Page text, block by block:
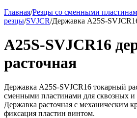
Главная/Резцы со сменными
резцы/SVJCR/Державка A25S-
A25S-SVJCR16
расточная
Державка A25S-SVJCR16 токарный
сменными пластинами для сквозных и
Державка расточная с механическим
фиксация пластин винтом.